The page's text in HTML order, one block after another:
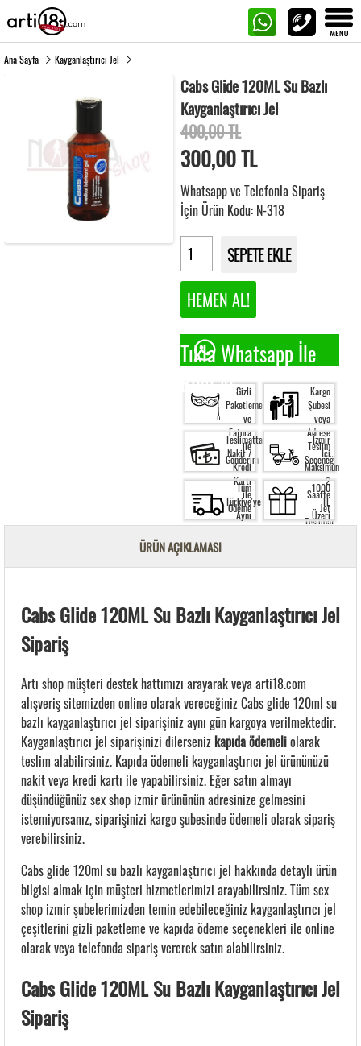
Ana Sayfa Kayganlaştırıcı Jel
Cabs Glide 120ML Su Bazlı
Kayganlaştırıcı Jel
400,00 TL
300,00TL
Whatsapp ve Telefonla Sipariş
İçin Ürün Kodu: N-318
SEPETE EKLE
HEMEN AL!
Tıkla Whatsapp İle
Bilgi Al.Gizli
Paketleme
ve
Fatura
ile
Gönderim
Kargo
Şubesi
veya
Adrese
Teslim
Seçeneği
Teslimatta
Nakit /
Kredi
Kartı
ile
Ödeme
İzmir
İçi
Maksimum
2
Saatte
Jet
Teslimat
Tüm
Türkiye'ye
Aynı
Gün
1000
TL
Üzeri
Siparişte
ÜRÜN AÇIKLAMASI
Cabs Glide 120ML Su Bazlı Kayganlaştırıcı Jel
Sipariş
Artı shop müşteri destek hattımızı arayarak veya arti18.com
alışveriş sitemizden online olarak vereceğiniz Cabs glide 120ml su
bazlı kayganlaştırıcı jel siparişiniz aynı gün kargoya verilmektedir.
Kayganlaştırıcı jel siparişinizi dilerseniz kapıda ödemeliolarak
teslim alabilirsiniz. Kapıda ödemeli kayganlaştırıcı jel ürününüzü
nakit veya kredi kartı ile yapabilirsiniz. Eğer satın almayı
düşündüğünüz sex shop izmir ürününün adresinize gelmesini
istemiyorsanız, siparişinizi kargo şubesinde ödemeli olarak sipariş
verebilirsiniz.
Cabs glide 120ml su bazlı kayganlaştırıcı jel hakkında detaylı ürün
bilgisi almak için müşteri hizmetlerimizi arayabilirsiniz. Tüm sex
shop izmir şubelerimizden temin edebileceğiniz kayganlaştırıcı jel
çeşitlerini gizli paketleme ve kapıda ödeme seçenekleri ile online
olarak veya telefonda sipariş vererek satın alabilirsiniz.
Cabs Glide 120ML Su Bazlı Kayganlaştırıcı Jel
Sipariş